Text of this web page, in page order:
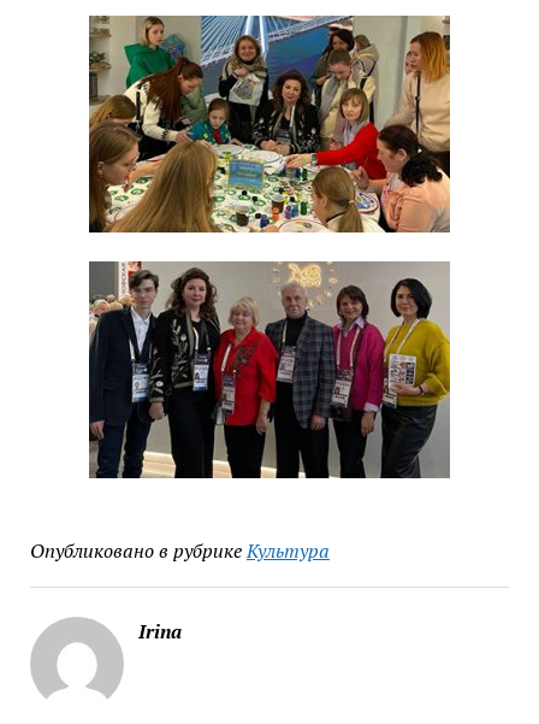
Опубликовано в рубрикеКультура
Irina